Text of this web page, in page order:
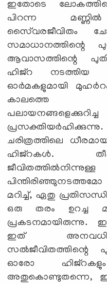
ഇതോടെ
പിറന്ന മണ്ണില്‍
സൈ്വരജീവിതം
സമാധാനത്തിന്റെ
ആവാസത്തിന്റെ
ഹിജ്‌റ നടത്തിയ
ഓര്‍മകളുമായി
കാലത്തെ
ചരിത്രത്തിലെ
ഹിജ്‌റകള്‍.
മറിച്ച്, ഏതു
ഒരു തരം ഉറച്ച
പ്രകടനമായിരുന്നു.
ഇത് അനവധി
ഓരോ ഹിജ്‌റകളും
അതുകൊണ്ടുതന്നെ,